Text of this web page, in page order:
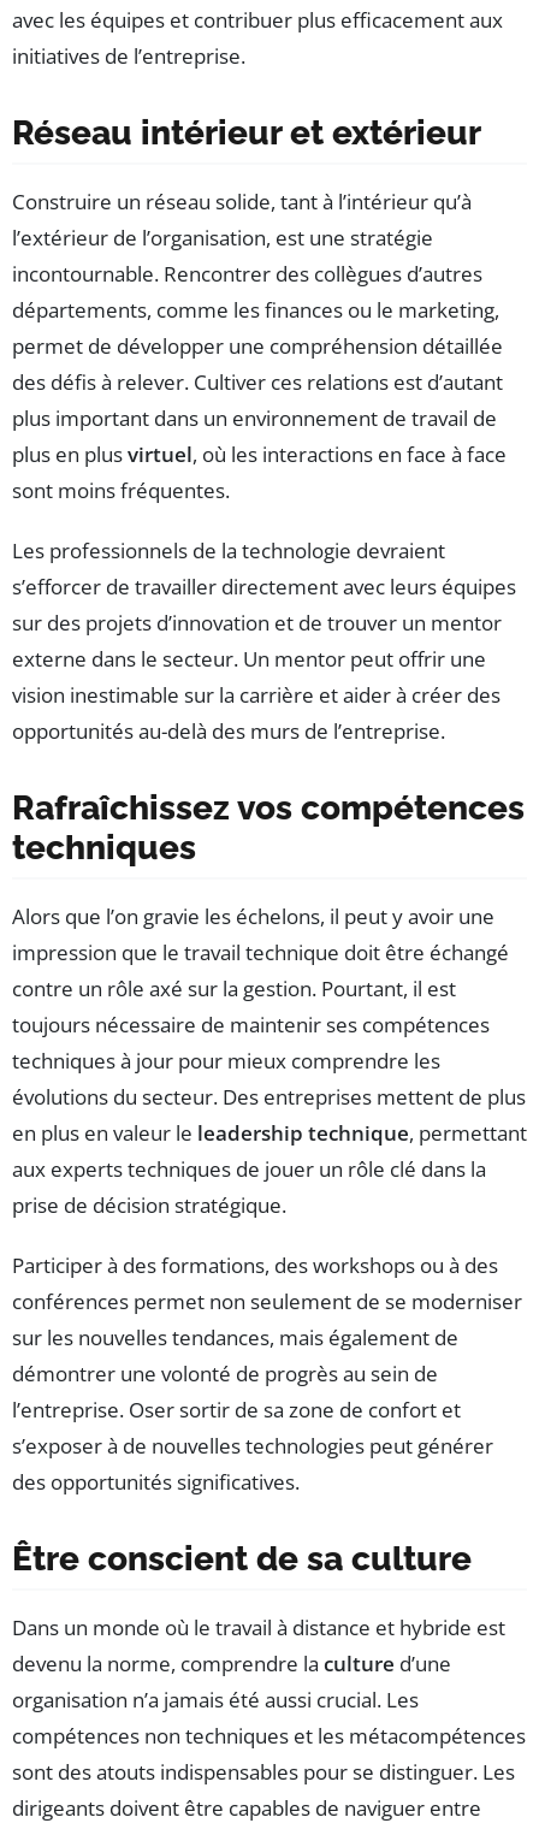
avec les équipes et contribuer plus efficacement aux
initiatives de l’entreprise.
Réseau intérieur et extérieur
Construire un réseau solide, tant à l’intérieur qu’à
l’extérieur de l’organisation, est une stratégie
incontournable. Rencontrer des collègues d’autres
départements, comme les finances ou le marketing,
permet de développer une compréhension détaillée
des défis à relever. Cultiver ces relations est d’autant
plus important dans un environnement de travail de
plus en plusvirtuel, où les interactions en face à face
sont moins fréquentes.
Les professionnels de la technologie devraient
s’efforcer de travailler directement avec leurs équipes
sur des projets d’innovation et de trouver un mentor
externe dans le secteur. Un mentor peut offrir une
vision inestimable sur la carrière et aider à créer des
opportunités au-delà des murs de l’entreprise.
Rafraîchissez vos compétences
techniques
Alors que l’on gravie les échelons, il peut y avoir une
impression que le travail technique doit être échangé
contre un rôle axé sur la gestion. Pourtant, il est
toujours nécessaire de maintenir ses compétences
techniques à jour pour mieux comprendre les
évolutions du secteur. Des entreprises mettent de plus
en plus en valeur le leadership technique, permettant
aux experts techniques de jouer un rôle clé dans la
prise de décision stratégique.
Participer à des formations, des workshops ou à des
conférences permet non seulement de se moderniser
sur les nouvelles tendances, mais également de
démontrer une volonté de progrès au sein de
l’entreprise. Oser sortir de sa zone de confort et
s’exposer à de nouvelles technologies peut générer
des opportunités significatives.
Être conscient de sa culture
Dans un monde où le travail à distance et hybride est
devenu la norme, comprendre la culture d’une
organisation n’a jamais été aussi crucial. Les
compétences non techniques et les métacompétences
sont des atouts indispensables pour se distinguer. Les
dirigeants doivent être capables de naviguer entre